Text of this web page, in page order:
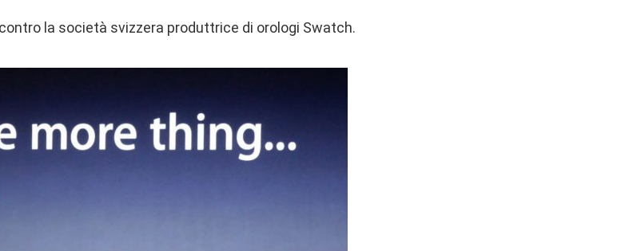
la società svizzera produttrice di orologi Swatch.